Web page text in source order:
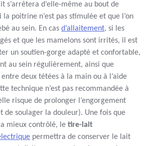
s’arrêtera d’elle-même au bout de
la poitrine n’est pas stimulée et que l’on
au sein. En cas d’allaitement, si les
et que les mamelons sont irrités, il est
un soutien-gorge adapté et confortable,
au sein régulièrement, ainsi que
deux tétées à la main ou à l’aide
technique n’est pas recommandée à
risque de prolonger l’engorgement
de soulager la douleur). Une fois que
mieux contrôlé, le tire-lait
permettra de conserver le lait